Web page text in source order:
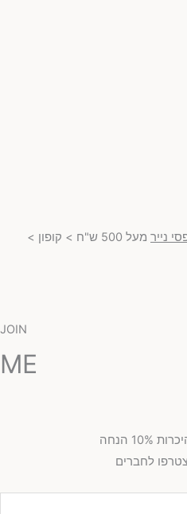
ניירמעל 500 ש"ח > קופון >
JOIN
ME
הנחה
לחברים